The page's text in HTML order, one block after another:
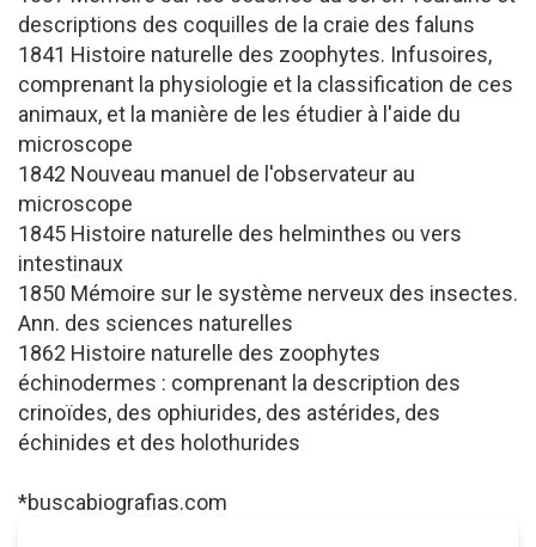
descriptions des coquilles de la craie des faluns
1841 Histoire naturelle des zoophytes. Infusoires,
comprenant la physiologie et la classification de ces
animaux, et la manière de les étudier à l'aide du
microscope
1842 Nouveau manuel de l'observateur au
microscope
1845 Histoire naturelle des helminthes ou vers
intestinaux
1850 Mémoire sur le système nerveux des insectes.
Ann. des sciences naturelles
1862 Histoire naturelle des zoophytes
échinodermes : comprenant la description des
crinoïdes, des ophiurides, des astérides, des
échinides et des holothurides
*buscabiografias.com